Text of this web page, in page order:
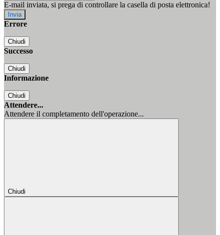
E-mail inviata, si prega di controllare la casella di posta elettronica!
Errore
Chiudi
Successo
Chiudi
Informazione
Chiudi
Attendere...
Attendere il completamento dell'operazione...
Chiudi